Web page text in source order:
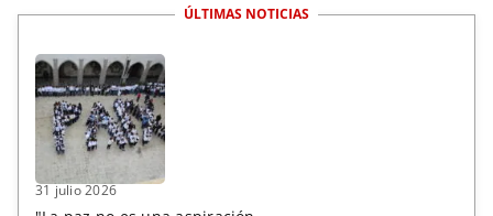
ÚLTIMAS NOTICIAS
31 julio 2026